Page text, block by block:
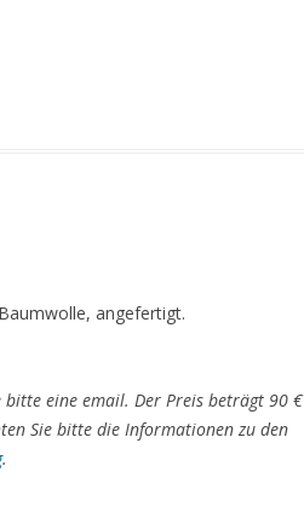
angefertigt.
bitte eine email. Der Preis beträgt 90 €
Sie bitte die Informationen zu den
.